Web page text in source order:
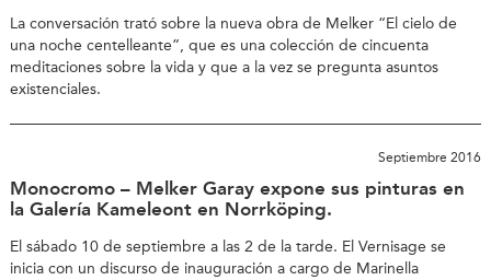
La conversación trató sobre la nueva obra de Melker “El cielo de
una noche centelleante”, que es una colección de cincuenta
meditaciones sobre la vida y que a la vez se pregunta asuntos
existenciales.
Septiembre 2016
Monocromo – Melker Garay expone sus pinturas en
la Galería Kameleont en Norrköping.
El sábado 10 de septiembre a las 2 de la tarde. El Vernisage se
inicia con un discurso de inauguración a cargo de Marinella